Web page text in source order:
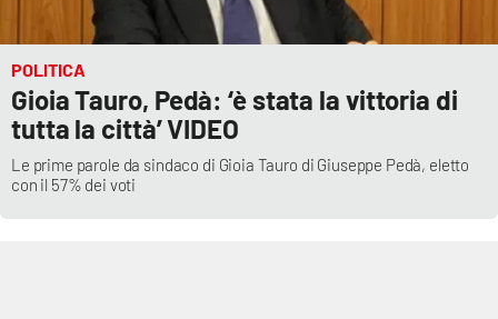
POLITICA
Gioia Tauro, Pedà: ‘è stata la vittoria di
tutta la città’ VIDEO
Le prime parole da sindaco di Gioia Tauro di Giuseppe Pedà, eletto
con il 57% dei voti